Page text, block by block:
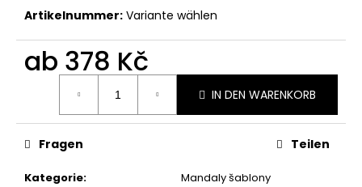
Artikelnummer: Variante wählen
ab 378 Kč
IN DEN WARENKORB
Kategorie:
Mandaly šablony
Fragen Teilen